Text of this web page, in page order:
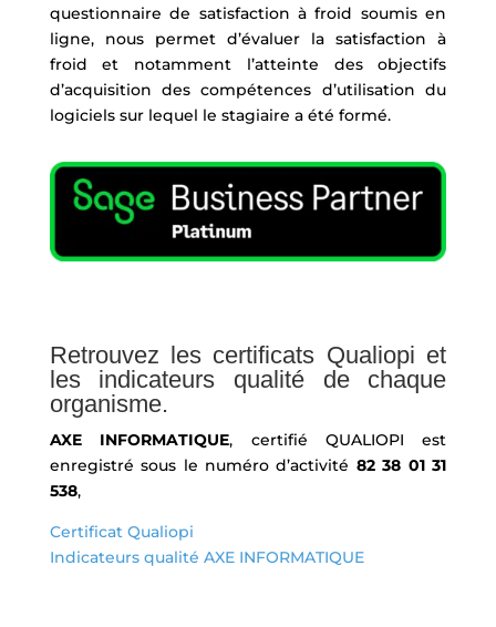
questionnaire de satisfaction à froid soumis en
ligne, nous permet d’évaluer la satisfaction à
froid et notamment l’atteinte des objectifs
d’acquisition des compétences d’utilisation du
logiciels sur lequel le stagiaire a été formé.
Retrouvez les certificats Qualiopi et
les indicateurs qualité de chaque
organisme.
AXE INFORMATIQUE, certifié QUALIOPI est
enregistré sous le numéro d’activité 82 38 01 31
538,
Certificat Qualiopi
Indicateurs qualité AXE INFORMATIQUE